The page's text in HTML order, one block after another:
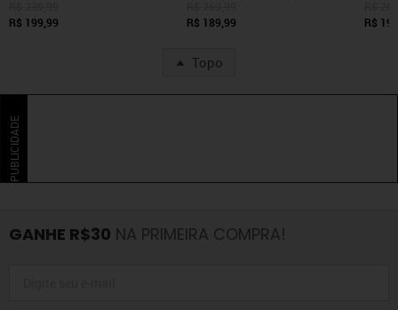
Grafite
R$ 199,99
Classic Preta
R$ 189,99
R$
Topo
PUBLICIDADE
GANHE R$30 NA PRIMEIRA COMPRA!